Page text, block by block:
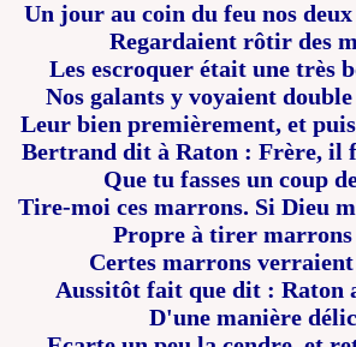
Un jour au coin du feu nos
Regardaient rôtir des
Les escroquer était une très
Nos galants y voyaient
Leur bien premièrement, et
Bertrand dit à Raton : Frère, il
Que tu fasses un coup
Tire-moi ces marrons. Si Dieu
Propre à tirer marrons
Certes marrons verraient
Aussitôt fait que dit : Raton
D'une manière